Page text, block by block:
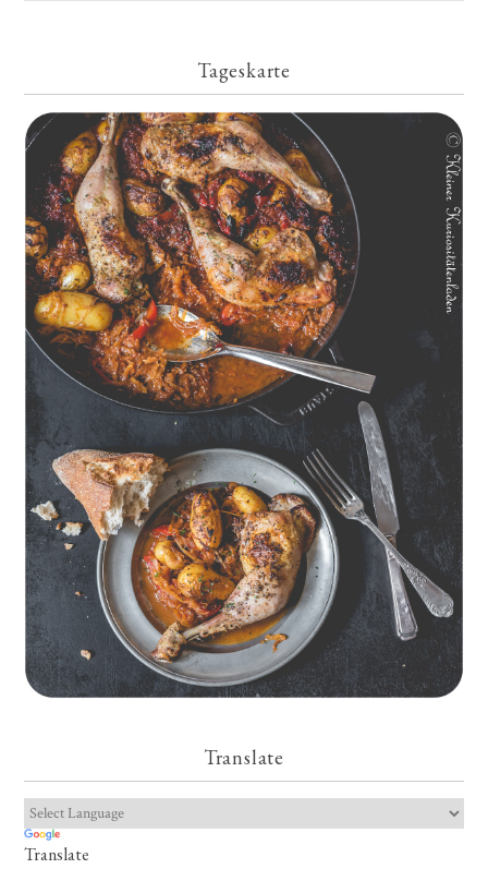
Tageskarte
Geschmorte Hähnchenschenkel auf Paprikakraut und kleinen
Kartoffeln
Translate
Translate